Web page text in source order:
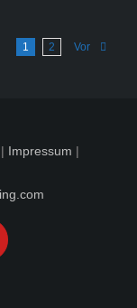
1 2 Vor
Impressum |